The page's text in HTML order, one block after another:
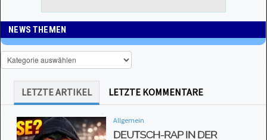
NEWS THEMEN
LETZTE ARTIKEL LETZTE KOMMENTARE
Allgemein
DEUTSCH-RAP IN DER